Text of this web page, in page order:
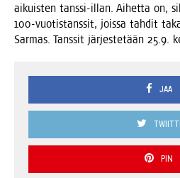
aikuis­ten tans­si-illan. Aihet­ta on,
100-vuo­tis­tans­sit, jois­sa tah­dit
Sar­mas. Tans­sit jär­jes­te­tään 25.9.
JAA
TWIITTI
PIN